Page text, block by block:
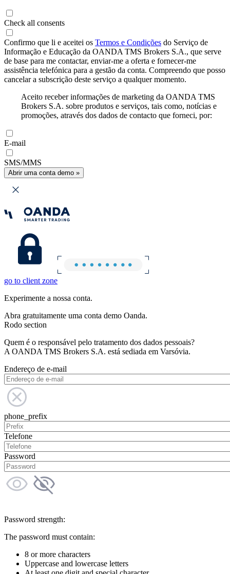
Check all consents
Confirmo que li e aceitei os Termos e Condições do Serviço de
Informação e Educação da OANDA TMS Brokers S.A., que serve
de base para me contactar, enviar-me a oferta e fornecer-me
assistência telefónica para a gestão da conta. Compreendo que posso
cancelar a subscrição deste serviço a qualquer momento.
Aceito receber informações de marketing da OANDA TMS
Brokers S.A. sobre produtos e serviços, tais como, notícias e
promoções, através dos dados de contacto que forneci, por:
E-mail
SMS/MMS
Abrir uma conta demo »
go to client zone
Experimente a nossa conta.
Abra gratuitamente uma conta demo Oanda.
Rodo section
Quem é o responsável pelo tratamento dos dados pessoais?
A OANDA TMS Brokers S.A. está sediada em Varsóvia.
Endereço de e-mail
phone_prefix
Telefone
Password
Password strength:
The password must contain:
8 or more characters
Uppercase and lowercase letters